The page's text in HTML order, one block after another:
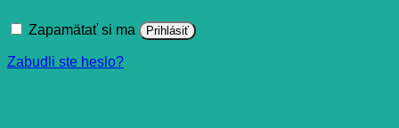
Zapamätať si ma Prihlásiť
Zabudli ste heslo?